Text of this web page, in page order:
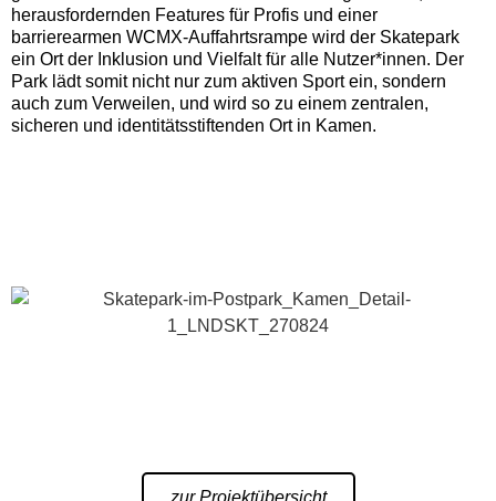
herausfordernden Features für Profis und einer
barrierearmen WCMX-Auffahrtsrampe wird der Skatepark
ein Ort der Inklusion und Vielfalt für alle Nutzer*innen. Der
Park lädt somit nicht nur zum aktiven Sport ein, sondern
auch zum Verweilen, und wird so zu einem zentralen,
sicheren und identitätsstiftenden Ort in Kamen.
zur Projektübersicht